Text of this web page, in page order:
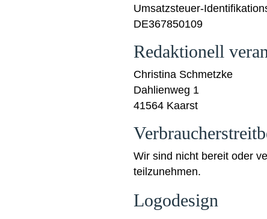
Umsatzsteuer-
DE367850109
Redaktionell
Christina Schmetzke
Dahlienweg 1
41564 Kaarst
Wir sind nicht bereit oder
teilzunehmen.
Logodesign